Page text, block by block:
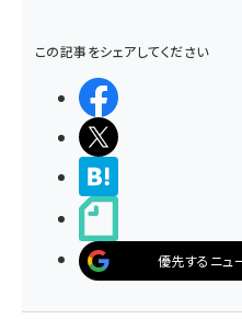
この記事をシェアしてください
優先するニュ